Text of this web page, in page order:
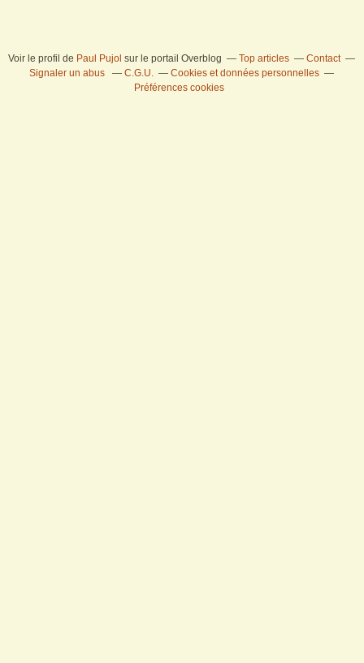
Voir le profil de Paul Pujol sur le portail Overblog Top articles
Contact
Signaler un abus
C.G.U.
Cookies et données personnelles
Préférences cookies